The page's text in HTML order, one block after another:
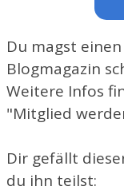
Du magst
Blogmagazin
Weitere Infos
"Mitglied
Dir gefällt
du ihn teilst: